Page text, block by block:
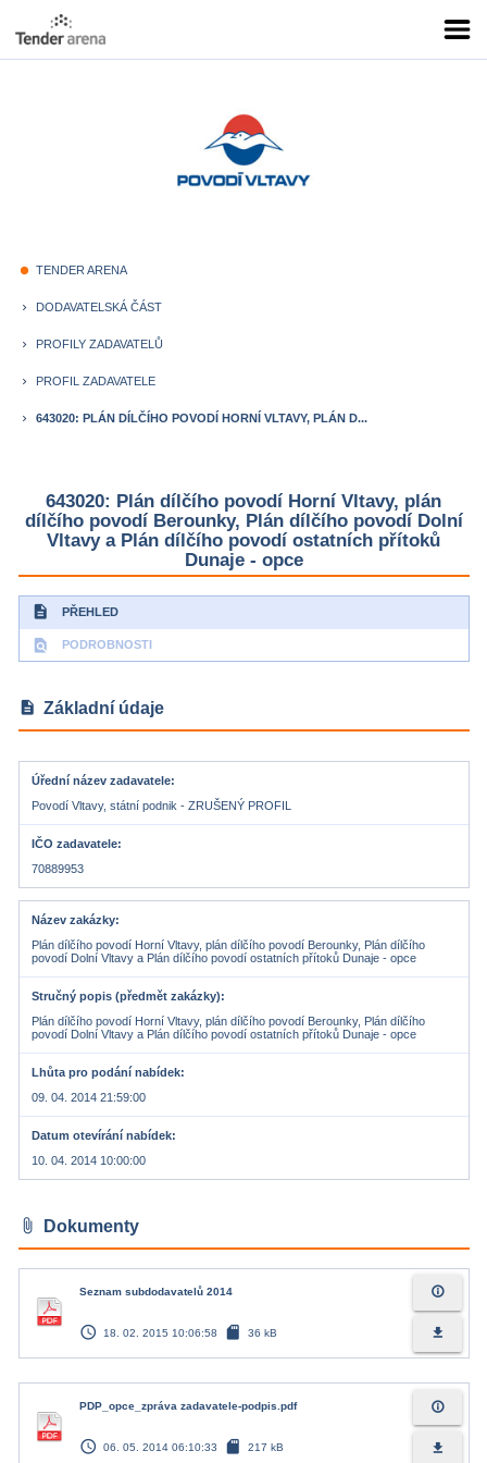
fiber_manual_record TENDER ARENA
keyboard_arrow_right DODAVATELSKÁ ČÁST
keyboard_arrow_right PROFILY ZADAVATELŮ
keyboard_arrow_right PROFIL ZADAVATELE
keyboard_arrow_right 643020: PLÁN DÍLČÍHO POVODÍ HORNÍ VLTAVY, PLÁN D...
643020: Plán dílčího povodí Horní Vltavy, plán
dílčího povodí Berounky, Plán dílčího povodí Dolní
Vltavy a Plán dílčího povodí ostatních přítoků
Dunaje - opce
description PŘEHLED
find_in_page PODROBNOSTI
description Základní údaje
Úřední název zadavatele
Povodí Vltavy, státní podnik - ZRUŠENÝ PROFIL
IČO zadavatele
70889953
Název zakázky
Plán dílčího povodí Horní Vltavy, plán dílčího povodí Berounky, Plán dílčího
povodí Dolní Vltavy a Plán dílčího povodí ostatních přítoků Dunaje - opce
Stručný popis (předmět zakázky)
Plán dílčího povodí Horní Vltavy, plán dílčího povodí Berounky, Plán dílčího
povodí Dolní Vltavy a Plán dílčího povodí ostatních přítoků Dunaje - opce
Lhůta pro podání nabídek
09. 04. 2014 21:59:00
Datum otevírání nabídek
10. 04. 2014 10:00:00
attach_file Dokumenty
Seznam subdodavatelů 2014
access_time 18. 02. 2015 10:06:58 sd_card 36 kB
info_outline
file_download
PDP_opce_zpráva zadavatele-podpis.pdf
access_time 06. 05. 2014 06:10:33 sd_card 217 kB
info_outline
file_download